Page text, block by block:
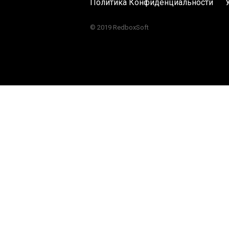
Политика Конфиденциальности
© 2019 RedboxSoft